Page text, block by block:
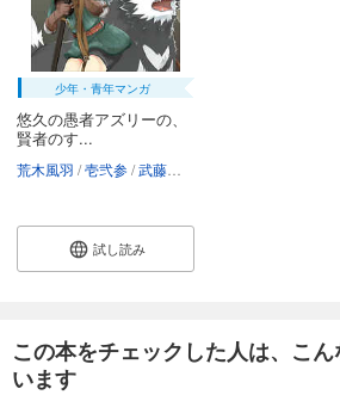
少年・青年マンガ
悠久の愚者アズリーの、
賢者のす...
荒木風羽 壱弐参 武藤此史
試し読み
この本をチェックした人は、こ
います